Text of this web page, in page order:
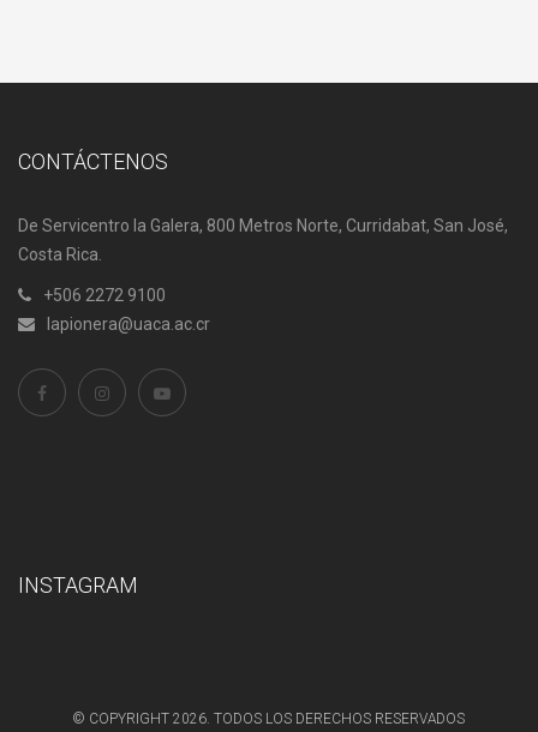
CONTÁCTENOS
De Servicentro la Galera, 800 Metros Norte, Curridabat, San José,
Costa Rica.
+506 2272 9100
lapionera@uaca.ac.cr
INSTAGRAM
© COPYRIGHT 2026. TODOS LOS DERECHOS RESERVADOS